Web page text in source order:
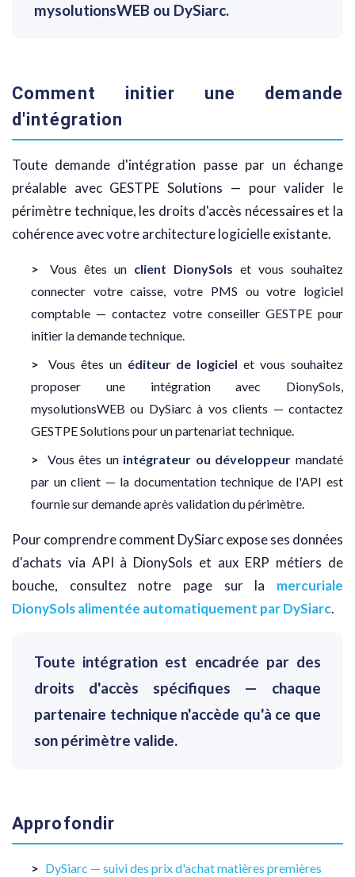
mysolutionsWEB ou DySiarc.
Comment initier une demande
d'intégration
Toute demande d'intégration passe par un échange
préalable avec GESTPE Solutions — pour valider le
périmètre technique, les droits d'accès nécessaires et la
cohérence avec votre architecture logicielle existante.
Vous êtes un client DionySols et vous souhaitez
connecter votre caisse, votre PMS ou votre logiciel
comptable — contactez votre conseiller GESTPE pour
initier la demande technique.
Vous êtes un éditeur de logiciel et vous souhaitez
proposer une intégration avec DionySols,
mysolutionsWEB ou DySiarc à vos clients — contactez
GESTPE Solutions pour un partenariat technique.
Vous êtes un intégrateur ou développeur mandaté
par un client — la documentation technique de l'API est
fournie sur demande après validation du périmètre.
Pour comprendre comment DySiarc expose ses données
d'achats via API à DionySols et aux ERP métiers de
bouche, consultez notre page sur la mercuriale
DionySols alimentée automatiquement par DySiarc.
Toute intégration est encadrée par des
droits d'accès spécifiques — chaque
partenaire technique n'accède qu'à ce que
son périmètre valide.
Approfondir
DySiarc — suivi des prix d'achat matières premières